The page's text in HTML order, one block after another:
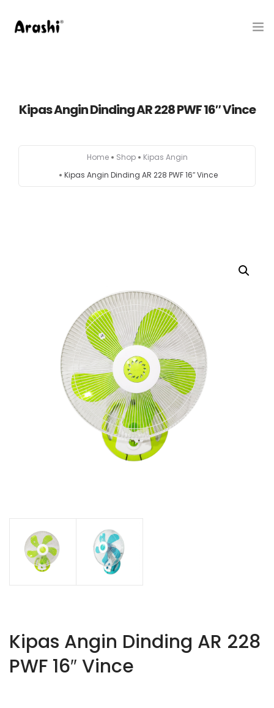
Kipas Angin Dinding AR 228 PWF 16″ Vince
Home Shop
Kipas Angin
Kipas Angin Dinding AR 228 PWF 16″ Vince
Kipas Angin Dinding AR 228
PWF 16″ Vince